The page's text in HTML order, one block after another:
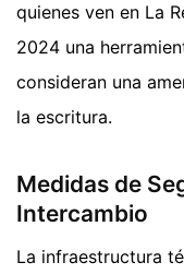
quienes ven en La
2024 una
consideran una
la escritura.
Medidas de
Intercambio
La infraestructura